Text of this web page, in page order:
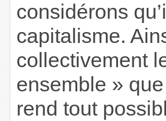
considérons
capitalisme.
collectivement
ensemble »
rend tout